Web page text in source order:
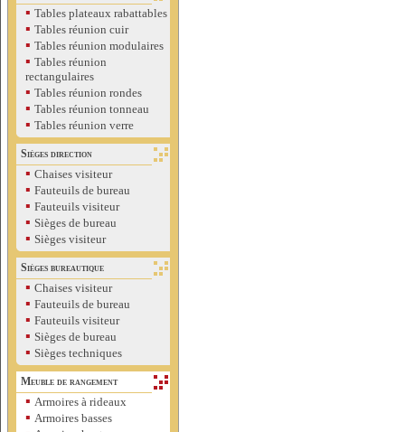
▪ Tables plateaux rabattables
▪ Tables réunion cuir
▪ Tables réunion modulaires
▪ Tables réunion
rectangulaires
▪ Tables réunion rondes
▪ Tables réunion tonneau
▪ Tables réunion verre
Sièges direction
▪ Chaises visiteur
▪ Fauteuils de bureau
▪ Fauteuils visiteur
▪ Sièges de bureau
▪ Sièges visiteur
Sièges bureautique
▪ Chaises visiteur
▪ Fauteuils de bureau
▪ Fauteuils visiteur
▪ Sièges de bureau
▪ Sièges techniques
Meuble de rangement
▪ Armoires à rideaux
▪ Armoires basses